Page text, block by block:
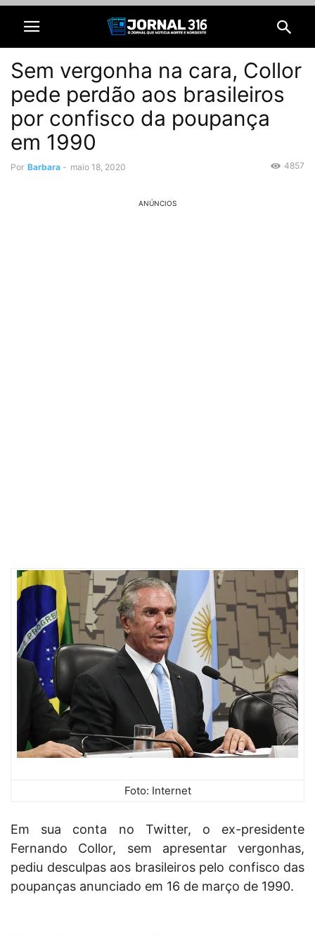
Sem vergonha na cara, Collor
pede perdão aos brasileiros
por confisco da poupança
em 1990
Por Barbara - maio 18, 2020 4857
ANÚNCIOS
Foto: Internet
Em sua conta no Twitter, o ex-presidente
Fernando Collor, sem apresentar vergonhas,
pediu desculpas aos brasileiros pelo confisco das
poupanças anunciado em 16 de março de 1990.